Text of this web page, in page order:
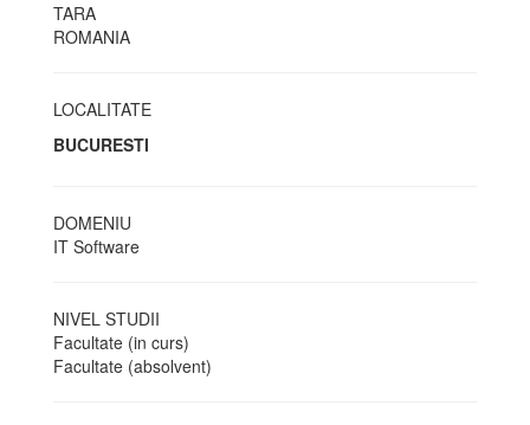
TARA
ROMANIA
LOCALITATE
BUCURESTI
DOMENIU
IT Software
NIVEL STUDII
Facultate (in curs)
Facultate (absolvent)